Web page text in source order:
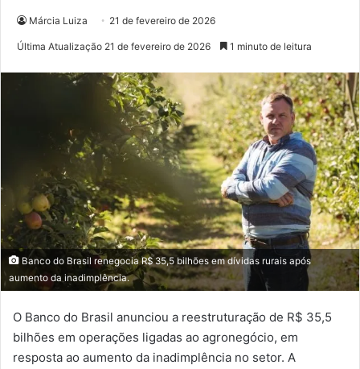
Márcia Luiza 21 de fevereiro de 2026
Última Atualização 21 de fevereiro de 2026 1 minuto de leitura
Banco do Brasil renegocia R$ 35,5 bilhões em dívidas rurais após
aumento da inadimplência.
O Banco do Brasil anunciou a reestruturação de R$ 35,5
bilhões em operações ligadas ao agronegócio, em
resposta ao aumento da inadimplência no setor. A